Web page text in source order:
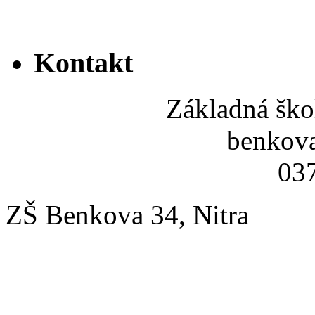
Kontakt
Základná
ZŠ Benkova 34, Nitra